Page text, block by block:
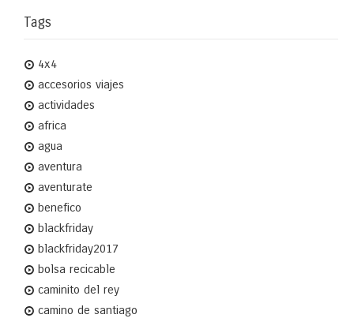
Tags
4x4
accesorios viajes
actividades
africa
agua
aventura
aventurate
benefico
blackfriday
blackfriday2017
bolsa recicable
caminito del rey
camino de santiago